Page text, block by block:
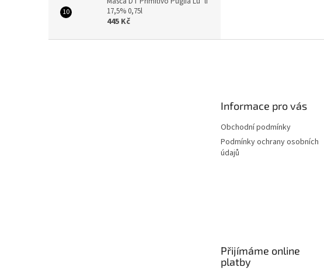
17,5% 0,75l
445 Kč
Informace pro vás
Obchodní podmínky
Podmínky ochrany osobních
údajů
Přijímáme online
platby